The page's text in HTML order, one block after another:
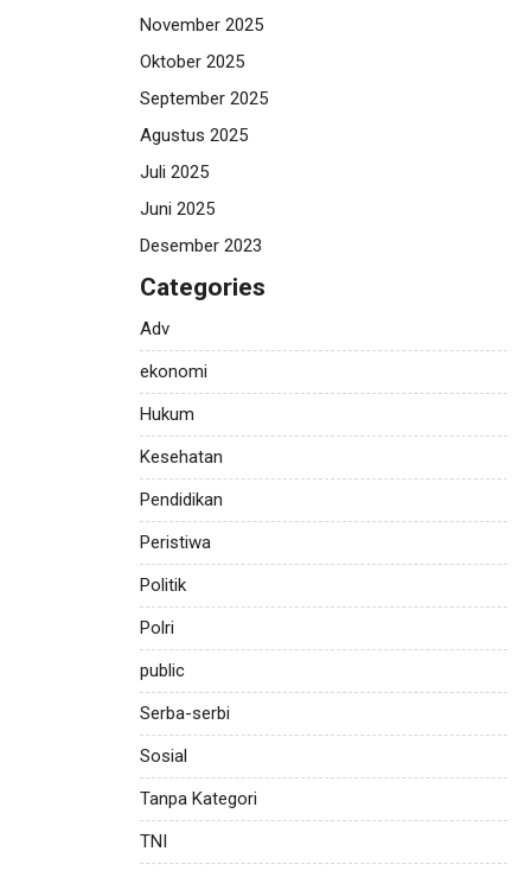
November 2025
Oktober 2025
September 2025
Agustus 2025
Juli 2025
Juni 2025
Desember 2023
Categories
Adv
ekonomi
Hukum
Kesehatan
Pendidikan
Peristiwa
Politik
Polri
public
Serba-serbi
Sosial
Tanpa Kategori
TNI